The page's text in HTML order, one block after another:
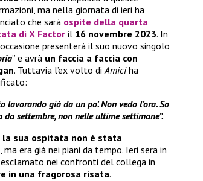
ma nella giornata di ieri ha
che sarà ospite della quarta
di X Factor il 16 novembre 2023. In
presenterà il suo nuovo singolo
” e avrà un faccia a faccia con
. Tuttavia l’ex volto diAmiciha
lavorando già da un po’. Non vedo l’ora. So
settembre, non nelle ultime settimane”.
la sua ospitata non è stata
, ma era già nei piani da tempo. Ieri sera in
nei confronti del collega in
in una fragorosa risata.